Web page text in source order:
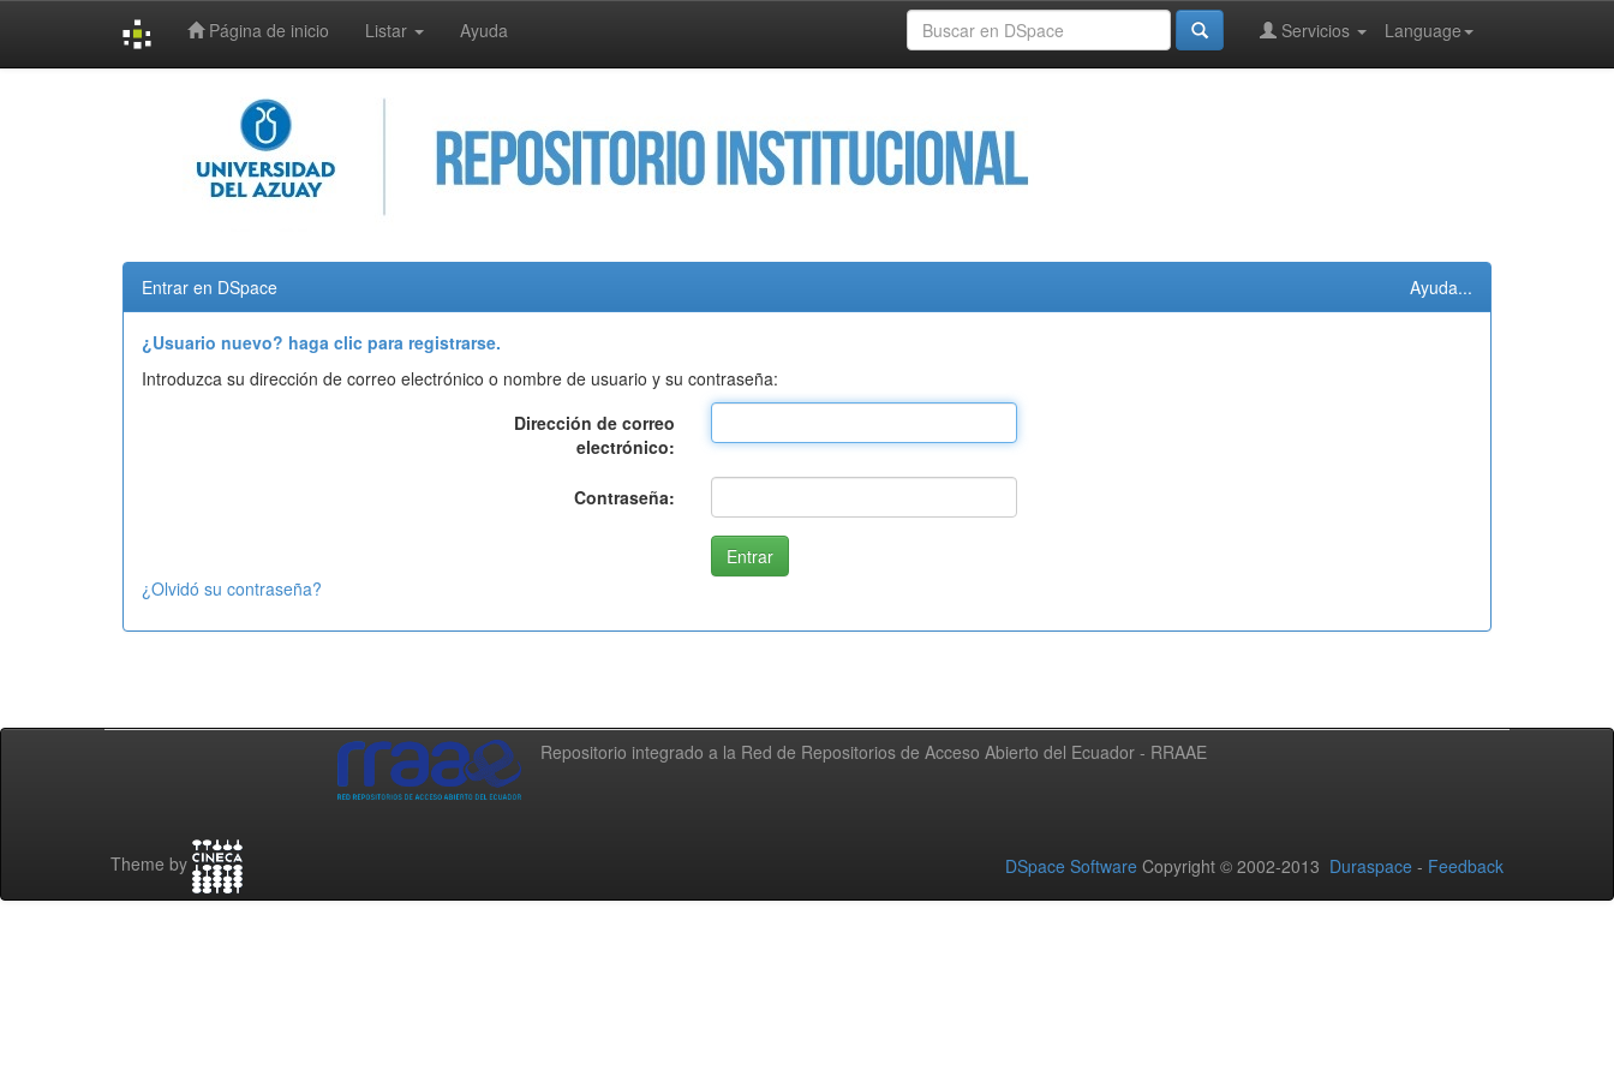
Página de inicio Listar Ayuda Language
Servicios
Entrar en DSpace Ayuda...
¿Usuario nuevo? haga clic para registrarse.
Introduzca su dirección de correo electrónico o nombre de usuario y su contraseña:
Dirección de correo
electrónico:
Contraseña:
¿Olvidó su contraseña?
Repositorio integrado a la Red de Repositorios de Acceso Abierto del Ecuador - RRAAE
Theme by DSpace Software Copyright © 2002-2013 Duraspace - Feedback